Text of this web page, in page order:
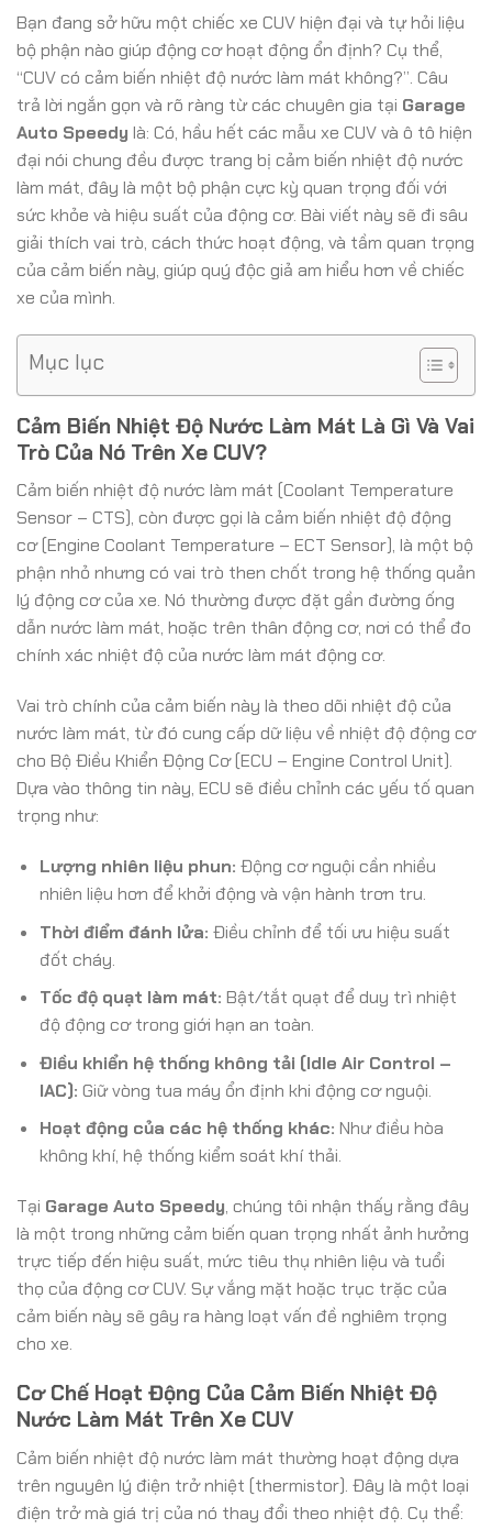
Bạn đang sở hữu một chiếc xe CUV hiện đại và tự hỏi liệu
bộ phận nào giúp động cơ hoạt động ổn định? Cụ thể,
“CUV có cảm biến nhiệt độ nước làm mát không?”. Câu
trả lời ngắn gọn và rõ ràng từ các chuyên gia tại Garage
Auto Speedy là: Có, hầu hết các mẫu xe CUV và ô tô hiện
đại nói chung đều được trang bị cảm biến nhiệt độ nước
làm mát, đây là một bộ phận cực kỳ quan trọng đối với
sức khỏe và hiệu suất của động cơ. Bài viết này sẽ đi sâu
giải thích vai trò, cách thức hoạt động, và tầm quan trọng
của cảm biến này, giúp quý độc giả am hiểu hơn về chiếc
xe của mình.
Mục lục
Cảm Biến Nhiệt Độ Nước Làm Mát Là Gì Và Vai
Trò Của Nó Trên Xe CUV?
Cảm biến nhiệt độ nước làm mát (Coolant Temperature
Sensor – CTS), còn được gọi là cảm biến nhiệt độ động
cơ (Engine Coolant Temperature – ECT Sensor), là một bộ
phận nhỏ nhưng có vai trò then chốt trong hệ thống quản
lý động cơ của xe. Nó thường được đặt gần đường ống
dẫn nước làm mát, hoặc trên thân động cơ, nơi có thể đo
chính xác nhiệt độ của nước làm mát động cơ.
Vai trò chính của cảm biến này là theo dõi nhiệt độ của
nước làm mát, từ đó cung cấp dữ liệu về nhiệt độ động cơ
cho Bộ Điều Khiển Động Cơ (ECU – Engine Control Unit).
Dựa vào thông tin này, ECU sẽ điều chỉnh các yếu tố quan
trọng như:
Lượng nhiên liệu phun: Động cơ nguội cần nhiều
nhiên liệu hơn để khởi động và vận hành trơn tru.
Thời điểm đánh lửa: Điều chỉnh để tối ưu hiệu suất
đốt cháy.
Tốc độ quạt làm mát: Bật/tắt quạt để duy trì nhiệt
độ động cơ trong giới hạn an toàn.
Điều khiển hệ thống không tải (Idle Air Control –
IAC): Giữ vòng tua máy ổn định khi động cơ nguội.
Hoạt động của các hệ thống khác: Như điều hòa
không khí, hệ thống kiểm soát khí thải.
Tại Garage Auto Speedy, chúng tôi nhận thấy rằng đây
là một trong những cảm biến quan trọng nhất ảnh hưởng
trực tiếp đến hiệu suất, mức tiêu thụ nhiên liệu và tuổi
thọ của động cơ CUV. Sự vắng mặt hoặc trục trặc của
cảm biến này sẽ gây ra hàng loạt vấn đề nghiêm trọng
cho xe.
Cơ Chế Hoạt Động Của Cảm Biến Nhiệt Độ
Nước Làm Mát Trên Xe CUV
Cảm biến nhiệt độ nước làm mát thường hoạt động dựa
trên nguyên lý điện trở nhiệt (thermistor). Đây là một loại
điện trở mà giá trị của nó thay đổi theo nhiệt độ. Cụ thể: